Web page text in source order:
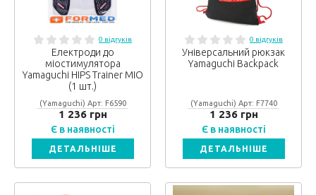
0 відгуків
Електроди до
міостимулятора
Yamaguchi HIPS Trainer MIO
(1 шт.)
(Yamaguchi) Арт: F6590
1 236 грн
Є в наявності
ДЕТАЛЬНІШЕ
0 відгуків
Універсальний рюкзак
Yamaguchi Backpack
(Yamaguchi) Арт: F7740
1 236 грн
Є в наявності
ДЕТАЛЬНІШЕ